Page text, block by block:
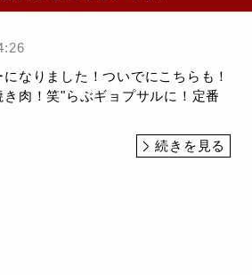
なりました！ついでにこちらも！
き肉！笑"らぶギョプサルに！定番
続きを見る